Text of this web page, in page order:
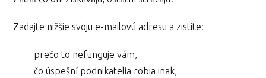
Zadajte nižšie svoju e-mailovú adresu a zistite:
prečo to nefunguje vám,
čo úspešní podnikatelia robia inak,